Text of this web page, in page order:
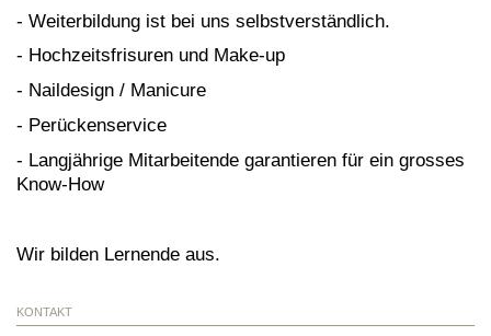
- Weiterbildung ist bei uns selbstverständlich.
- Hochzeitsfrisuren und Make-up
- Naildesign / Manicure
- Perückenservice
- Langjährige Mitarbeitende garantieren für ein grosses
Know-How
Wir bilden Lernende aus.
KONTAKT